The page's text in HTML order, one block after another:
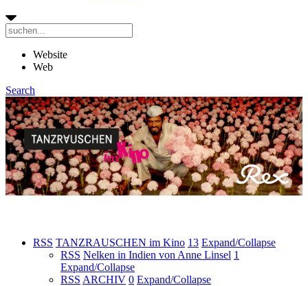
Website
Web
Search
RSS TANZRAUSCHEN im Kino 13 Expand/Collapse
RSS Nelken in Indien von Anne Linsel 1
Expand/Collapse
RSS ARCHIV 0 Expand/Collapse